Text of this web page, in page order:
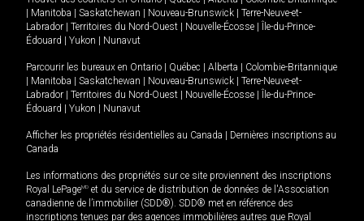
| Manitoba | Saskatchewan | Nouveau-Brunswick | Terre-Neuve-et-
Labrador | Territoires du Nord-Ouest | Nouvelle-Écosse | Île-du-Prince-
Édouard | Yukon | Nunavut
Parcourir les bureaux en Ontario | Québec | Alberta | Colombie-Britannique
| Manitoba | Saskatchewan | Nouveau-Brunswick | Terre-Neuve-et-
Labrador | Territoires du Nord-Ouest | Nouvelle-Écosse | Île-du-Prince-
Édouard | Yukon | Nunavut
Afficher les propriétés résidentielles au Canada | Dernières inscriptions au
Canada
Les informations des propriétés sur ce site proviennent des inscriptions
Royal LePageMD et du service de distribution de données de l'Association
canadienne de l’immobilier (SDD®). SDD® met en référence des
inscriptions tenues par des agences immobilières autres que Royal